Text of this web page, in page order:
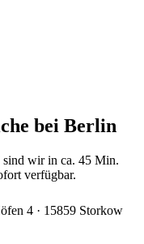
bei Berlin
sind wir in ca. 45 Min.
verfügbar.
4 · 15859 Storkow